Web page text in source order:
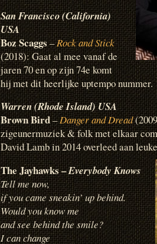
San Francisco (California)
USA
Boz Scaggs–Rock and Stick
(2018): Gaat al mee vanaf de
jaren 70 en op zijn 74e komt
hij met dit heerlijke uptempo nummer.
Warren (Rhode Island) USA
Brown Bird–Danger and Dread
zigeunermuziek & folk met elkaar
David Lamb in 2014 overleed aan
The Jayhawks –Everybody Knows
Tell me now,
if you came sneakin’ up behind.
Would you know me
and see behind the smile?
I can change